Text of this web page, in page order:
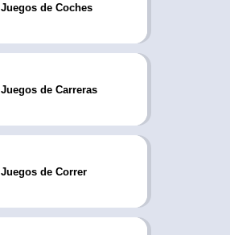
Juegos de Coches
Juegos de Carreras
Juegos de Correr